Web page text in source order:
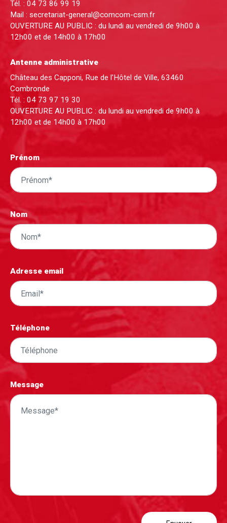
Tél. : 04 73 86 99 19
Mail : secretariat-general@comcom-csm.fr
OUVERTURE AU PUBLIC : du lundi au vendredi de 9h00 à
12h00 et de 14h00 à 17h00
Antenne administrative
Château des Capponi, Rue de l'Hôtel de Ville, 63460
Combronde
Tél. : 04 73 97 19 30
OUVERTURE AU PUBLIC : du lundi au vendredi de 9h00 à
12h00 et de 14h00 à 17h00
Prénom
Nom
Adresse email
Téléphone
Message